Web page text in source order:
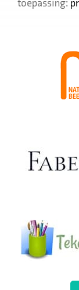
toepassing: